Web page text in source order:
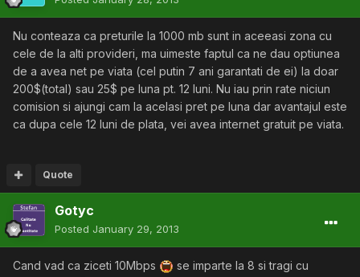
Nu conteaza ca preturile la 1000 mb sunt in aceeasi zona cu
cele de la alti provideri, ma uimeste faptul ca ne dau optiunea
de a avea net pe viata (cel putin 7 ani garantati de ei) la doar
200$(total) sau 25$ pe luna pt. 12 luni. Nu iau prin rate niciun
comision si ajungi cam la acelasi pret pe luna dar avantajul este
ca dupa cele 12 luni de plata, vei avea internet gratuit pe viata.
Quote
Gotyc
Posted January 29, 2013
Cand vad ca ziceti 10Mbps
se imparte la 8 si tragi cu